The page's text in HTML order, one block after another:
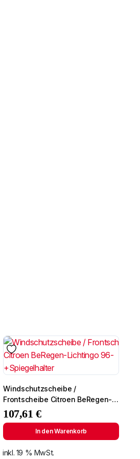
Windschutzscheibe /
Frontscheibe Citroen BeRegen-
Lichtingo 96- +Spiegelhalter
107,61€
In den Warenkorb
inkl. 19 % MwSt.